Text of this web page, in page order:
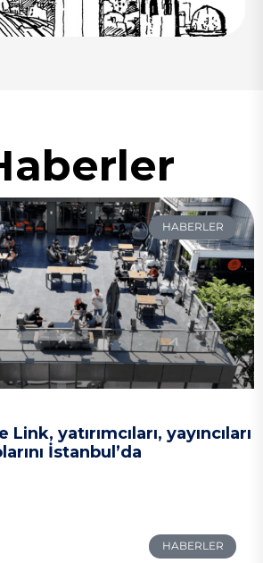
HABERLER
yatırımcıları, yayıncıları
İstanbul’da
HABERLER